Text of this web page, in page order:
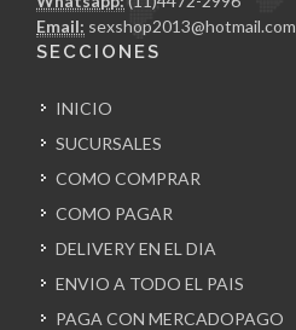
Email: sexshop2013@hotmail.com
SECCIONES
INICIO
SUCURSALES
COMO COMPRAR
COMO PAGAR
DELIVERY EN EL DIA
ENVIO A TODO EL PAIS
PAGA CON MERCADOPAGO